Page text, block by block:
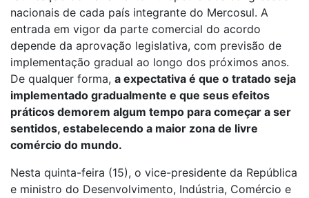
nacionais de cada país integrante do Mercosul. A
entrada em vigor da parte comercial do acordo
depende da aprovação legislativa, com previsão de
implementação gradual ao longo dos próximos anos.
De qualquer forma, a expectativa é que o tratado seja
implementado gradualmente e que seus efeitos
práticos demorem algum tempo para começar a ser
sentidos, estabelecendo a maior zona de livre
comércio do mundo.
Nesta quinta-feira (15), o vice-presidente da República
e ministro do Desenvolvimento, Indústria, Comércio e